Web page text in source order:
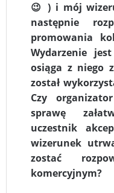
😉 ) i mój
następnie
promowania
Wydarzenie
osiąga z niego
został
Czy
sprawę
uczestnik
wizerunek
zostać
komercyjnym?